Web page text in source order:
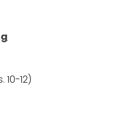
Linkedin
Youtube
10-12)